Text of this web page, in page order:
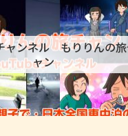
ャンネル もりりんの
ャン